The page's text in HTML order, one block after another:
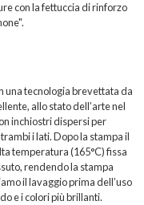
con la fettuccia di rinforzo
una tecnologia brevettata da
allo stato dell’arte nel
inchiostri dispersi per
i lati. Dopo la stampa il
temperatura (165°C) fissa
rendendo la stampa
il lavaggio prima dell’uso
e i colori più brillanti.